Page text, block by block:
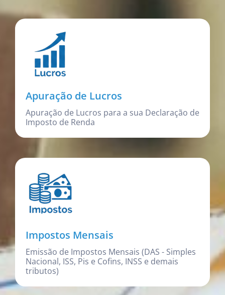
Apuração de Lucros
Apuração de Lucros para a sua Declaração de
Imposto de Renda
Impostos Mensais
Emissão de Impostos Mensais (DAS - Simples
Nacional, ISS, Pis e Cofins, INSS e demais
tributos)